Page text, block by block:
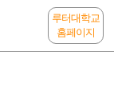
루터대학교
홈페이지